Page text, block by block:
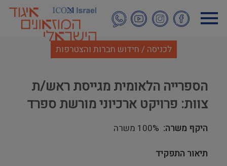
לתוכן
העיקרי
לכניסה / חידוש חברות והצטרפות
הספרייה הלאומית מגייסת ראש/ת
צוות: פרויקט ארכיוני מורשת ספרד
היקף משרה 100% משרה
תיאור התפקיד